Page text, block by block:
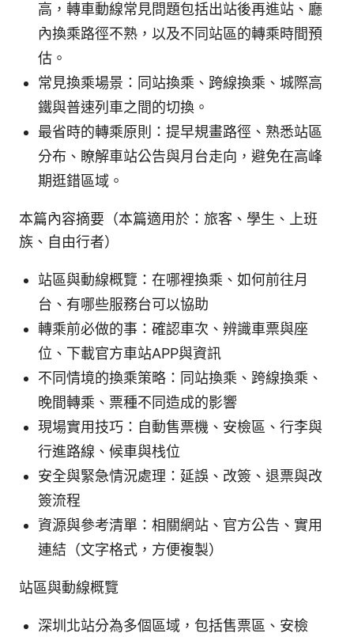
高，轉車動線常見問題包括出站後再進站、廳
內換乘路徑不熟，以及不同站區的轉乘時間預
估。
常見換乘場景：同站換乘、跨線換乘、城際高
鐵與普速列車之間的切換。
最省時的轉乘原則：提早規畫路徑、熟悉站區
分布、瞭解車站公告與月台走向，避免在高峰
期逛錯區域。
本篇內容摘要（本篇適用於：旅客、學生、上班
族、自由行者）
站區與動線概覽：在哪裡換乘、如何前往月
台、有哪些服務台可以協助
轉乘前必做的事：確認車次、辨識車票與座
位、下載官方車站APP與資訊
不同情境的換乘策略：同站換乘、跨線換乘、
晚間轉乘、票種不同造成的影響
現場實用技巧：自動售票機、安檢區、行李與
行進路線、候車與栈位
安全與緊急情況處理：延誤、改簽、退票與改
簽流程
資源與參考清單：相關網站、官方公告、實用
連結（文字格式，方便複製）
站區與動線概覽
深圳北站分為多個區域，包括售票區、安檢